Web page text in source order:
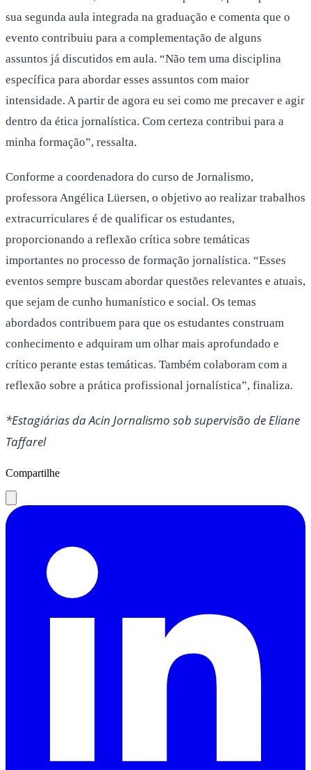
sua segunda aula integrada na graduação e comenta que o
evento contribuiu para a complementação de alguns
assuntos já discutidos em aula. “Não tem uma disciplina
específica para abordar esses assuntos com maior
intensidade. A partir de agora eu sei como me precaver e agir
dentro da ética jornalística. Com certeza contribui para a
minha formação”, ressalta.
Conforme a coordenadora do curso de Jornalismo,
professora Angélica Lüersen, o objetivo ao realizar trabalhos
extracurriculares é de qualificar os estudantes,
proporcionando a reflexão crítica sobre temáticas
importantes no processo de formação jornalística. “Esses
eventos sempre buscam abordar questões relevantes e atuais,
que sejam de cunho humanístico e social. Os temas
abordados contribuem para que os estudantes construam
conhecimento e adquiram um olhar mais aprofundado e
crítico perante estas temáticas. Também colaboram com a
reflexão sobre a prática profissional jornalística”, finaliza.
*Estagiárias da Acin Jornalismo sob supervisão de Eliane
Taffarel
Compartilhe